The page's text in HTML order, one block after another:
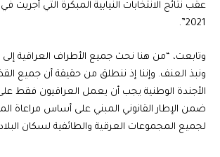
عقب نتائج الانتخابات النيابية المبكرة التي أجريت
2021”.
وتابعت، “من هنا نحث جميع الأطراف العراقية
ونبذ العنف. وإننا إذ ننطلق من حقيقة أن جميع
الأجندة الوطنية يجب أن يعمل العراقيون فقط
ضمن الإطار القانوني المبني على أساس مراعاة
لجميع المجموعات العرقية والطائفية لسكان